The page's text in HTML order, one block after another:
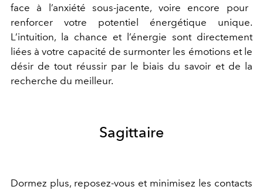
face à l ’anxiété sous-jacente, voire encore pour
renforcer votre potentiel énergétique unique.
L’intuition, la chance et l ’énergie sont directement
liées àvotre capacité desurmonter les émotions et le
désir de tout réussir par le biais du savoir et de la
recherche du meilleur.
Sagittaire
Dormez plus, reposez-vous et minimisez les contacts